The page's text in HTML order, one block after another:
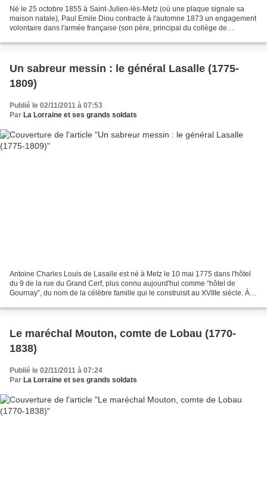
Né le 25 octobre 1855 à Saint-Julien-lès-Metz (où une plaque signale sa
maison natale), Paul Emile Diou contracte à l'automne 1873 un engagement
volontaire dans l'armée française (son père, principal du collège de
Un sabreur messin : le général Lasalle (1775-
1809)
Publié le 02/11/2011 à 07:53
Par La Lorraine et ses grands soldats
Antoine Charles Louis de Lasalle est né à Metz le 10 mai 1775 dans l'hôtel
du 9 de la rue du Grand Cerf, plus connu aujourd'hui comme “hôtel de
Gournay”, du nom de la célèbre famille qui le construisit au XVIIIe siècle. À
Le maréchal Mouton, comte de Lobau (1770-
1838)
Publié le 02/11/2011 à 07:24
Par La Lorraine et ses grands soldats